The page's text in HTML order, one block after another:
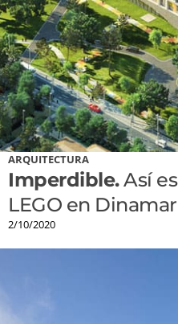
ARQUITECTURA
Imperdible.Así
LEGO en
2/10/2020